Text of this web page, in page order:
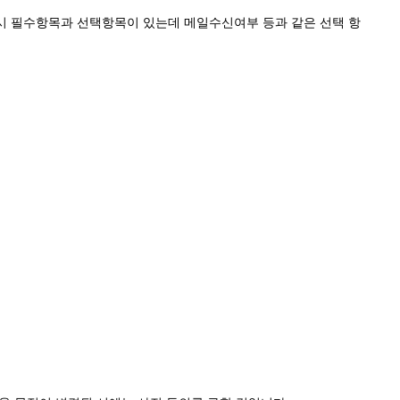
필수항목과 선택항목이 있는데 메일수신여부 등과 같은 선택 항